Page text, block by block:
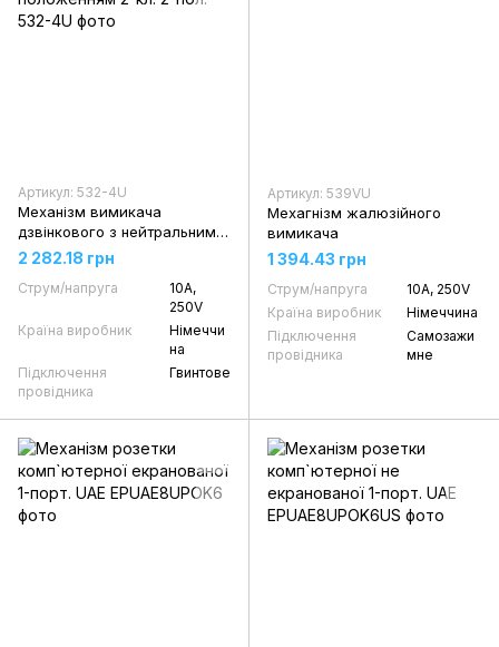
Артикул: 532-4U
Механізм вимикача
дзвінкового з нейтральним
положенням 2-кл. 2-пол.
2 282.18 грн
Струм/напруга
10А,
250V
Країна виробник
Німеччи
на
Підключення
провідника
Гвинтове
Артикул: 539VU
Мехагнізм жалюзійного
вимикача
1 394.43 грн
Струм/напруга
10А, 250V
Країна виробник
Німеччина
Підключення
провідника
Самозажи
мне